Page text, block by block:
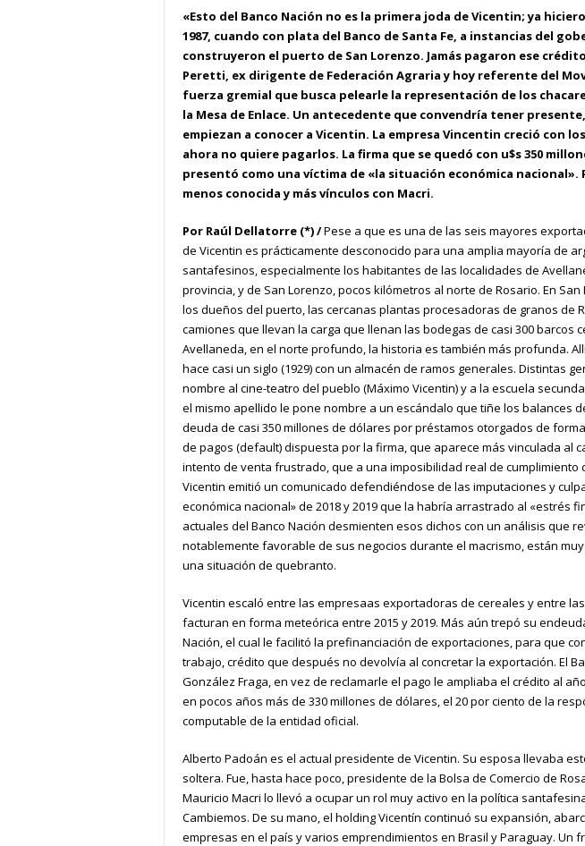
«Esto del Banco Nación no es la primera joda de Vicentin; ya
1987, cuando con plata del Banco de Santa Fe, a instancias del
construyeron el puerto de San Lorenzo. Jamás pagaron ese
Peretti, ex dirigente de Federación Agraria y hoy referente del
fuerza gremial que busca pelearle la representación de los
la Mesa de Enlace. Un antecedente que convendría tener
empiezan a conocer a Vicentin. La empresa Vincentin creció con
ahora no quiere pagarlos. La firma que se quedó con u$s 350
presentó como una víctima de «la situación económica nacional».
menos conocida y más vínculos con Macri.
Por Raúl Dellatorre (*) /Pese a que es una de las seis mayores
de Vicentin es prácticamente desconocido para una amplia mayoría de
santafesinos, especialmente los habitantes de las localidades de
provincia, y de San Lorenzo, pocos kilómetros al norte de Rosario. En
los dueños del puerto, las cercanas plantas procesadoras de granos de
camiones que llevan la carga que llenan las bodegas de casi 300 barcos
Avellaneda, en el norte profundo, la historia es también más profunda.
hace casi un siglo (1929) con un almacén de ramos generales. Distintas
nombre al cine-teatro del pueblo (Máximo Vicentin) y a la escuela
el mismo apellido le pone nombre a un escándalo que tiñe los balances
deuda de casi 350 millones de dólares por préstamos otorgados de
de pagos (default) dispuesta por la firma, que aparece más vinculada al
intento de venta frustrado, que a una imposibilidad real de cumplimiento
Vicentin emitió un comunicado defendiéndose de las imputaciones y
económica nacional» de 2018 y 2019 que la habría arrastrado al «estrés
actuales del Banco Nación desmienten esos dichos con un análisis que
notablemente favorable de sus negocios durante el macrismo, están
una situación de quebranto.
Vicentin escaló entre las empresaas exportadoras de cereales y entre
facturan en forma meteórica entre 2015 y 2019. Más aún trepó su
Nación, el cual le facilitó la prefinanciación de exportaciones, para que
trabajo, crédito que después no devolvía al concretar la exportación. El
González Fraga, en vez de reclamarle el pago le ampliaba el crédito al
en pocos años más de 330 millones de dólares, el 20 por ciento de la
computable de la entidad oficial.
Alberto Padoán es el actual presidente de Vicentin. Su esposa llevaba
soltera. Fue, hasta hace poco, presidente de la Bolsa de Comercio de
Mauricio Macri lo llevó a ocupar un rol muy activo en la política
Cambiemos. De su mano, el holding Vicentín continuó su expansión,
empresas en el país y varios emprendimientos en Brasil y Paraguay. Un